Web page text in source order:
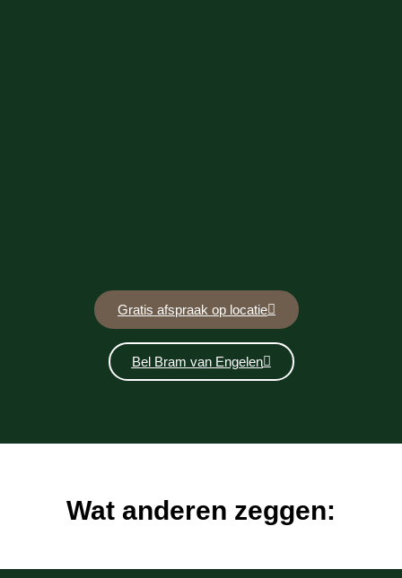
Gratis afspraak op locatie
Bel Bram van Engelen
Wat anderen zeggen: